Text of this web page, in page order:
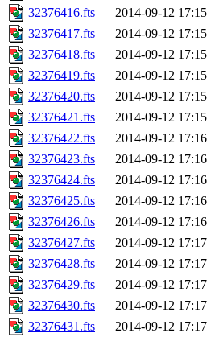
32376416.fts
2014-09-12 17:15
32376417.fts
2014-09-12 17:15
32376418.fts
2014-09-12 17:15
32376419.fts
2014-09-12 17:15
32376420.fts
2014-09-12 17:15
32376421.fts
2014-09-12 17:15
32376422.fts
2014-09-12 17:16
32376423.fts
2014-09-12 17:16
32376424.fts
2014-09-12 17:16
32376425.fts
2014-09-12 17:16
32376426.fts
2014-09-12 17:16
32376427.fts
2014-09-12 17:17
32376428.fts
2014-09-12 17:17
32376429.fts
2014-09-12 17:17
32376430.fts
2014-09-12 17:17
32376431.fts
2014-09-12 17:17